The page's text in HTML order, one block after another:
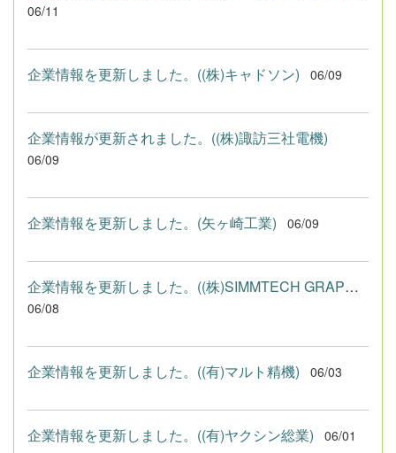
06/11
企業情報を更新しました。((株)キャドソン) 06/09
企業情報が更新されました。((株)諏訪三社電機)
06/09
企業情報を更新しました。(矢ヶ崎工業) 06/09
企業情報を更新しました。((株)SIMMTECH GRAPHICS)
06/08
企業情報を更新しました。((有)マルト精機) 06/03
企業情報を更新しました。((有)ヤクシン総業) 06/01